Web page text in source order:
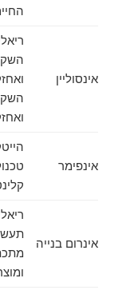
החיים
אינסוליין
ריאלי –
אינפימר
הייטק
קלינטק
אינרום בנייה
ריאלי –
מתכת